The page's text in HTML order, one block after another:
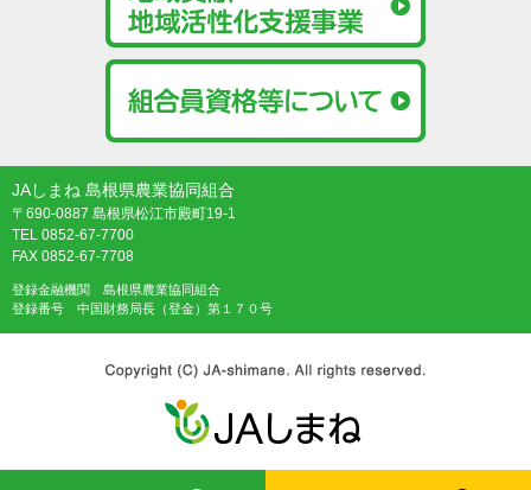
JAしまね 島根県農業協同組合
〒690-0887 島根県松江市殿町19-1
TEL 0852-67-7700
FAX 0852-67-7708
登録金融機関 島根県農業協同組合
登録番号 中国財務局長（登金）第１７０号